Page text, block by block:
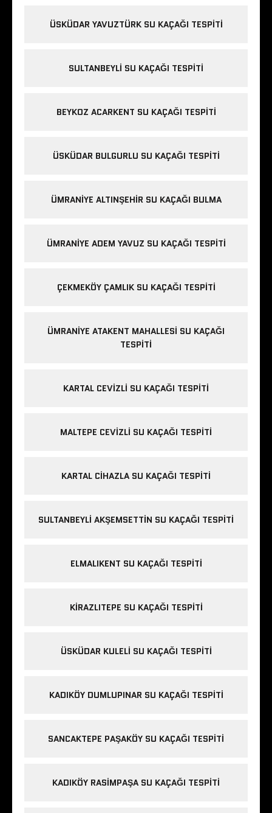
ÜSKÜDAR YAVUZTÜRK SU KAÇAĞI TESPITI
SULTANBEYLI SU KAÇAĞI TESPITI
BEYKOZ ACARKENT SU KAÇAĞI TESPITI
ÜSKÜDAR BULGURLU SU KAÇAĞI TESPITI
ÜMRANIYE ALTINŞEHIR SU KAÇAĞI BULMA
ÜMRANIYE ADEM YAVUZ SU KAÇAĞI TESPITI
ÇEKMEKÖY ÇAMLIK SU KAÇAĞI TESPITI
ÜMRANIYE ATAKENT MAHALLESI SU KAÇAĞI
TESPITI
KARTAL CEVIZLI SU KAÇAĞI TESPITI
MALTEPE CEVIZLI SU KAÇAĞI TESPITI
KARTAL CIHAZLA SU KAÇAĞI TESPITI
SULTANBEYLI AKŞEMSETTIN SU KAÇAĞI TESPITI
ELMALIKENT SU KAÇAĞI TESPITI
KIRAZLITEPE SU KAÇAĞI TESPITI
ÜSKÜDAR KULELI SU KAÇAĞI TESPITI
KADIKÖY DUMLUPINAR SU KAÇAĞI TESPITI
SANCAKTEPE PAŞAKÖY SU KAÇAĞI TESPITI
KADIKÖY RASIMPAŞA SU KAÇAĞI TESPITI